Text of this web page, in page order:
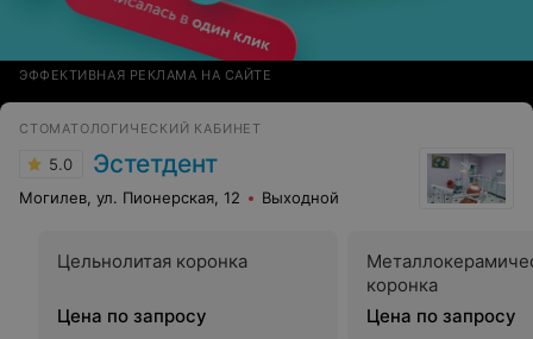
ЭФФЕКТИВНАЯ РЕКЛАМА НА САЙТЕ
СТОМАТОЛОГИЧЕСКИЙ КАБИНЕТ
5.0 Эстетдент
Могилев, ул. Пионерская, 12 Выходной
Цельнолитая коронка
Цена по запросу
коронка
Цена по запросу